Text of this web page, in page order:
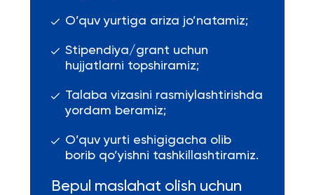
O’quv yurtiga ariza jo’natamiz;
Stipendiya/grant uchun
hujjatlarni topshiramiz;
Talaba vizasini rasmiylashtirishda
yordam beramiz;
O’quv yurti eshigigacha olib
borib qo’yishni tashkillashtiramiz.
Bepul maslahat olish uchun